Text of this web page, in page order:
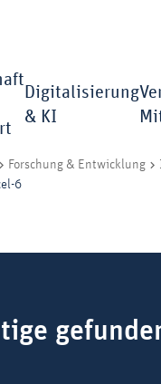
Digitalisierung
& KI
Forschung & Entwicklung
6